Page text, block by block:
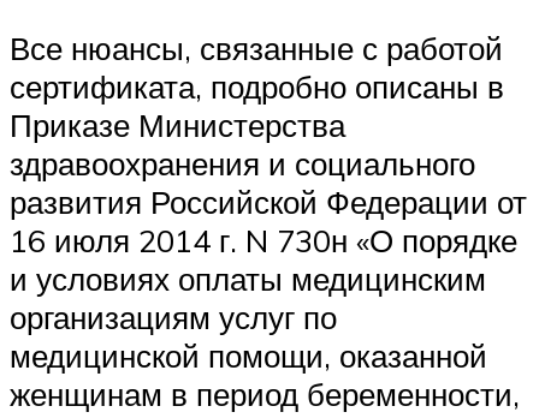
Все нюансы, связанные с работой
сертификата, подробно описаны в
Приказе Министерства
здравоохранения и социального
развития Российской Федерации от
16 июля 2014 г. N 730н «О порядке
и условиях оплаты медицинским
организациям услуг по
медицинской помощи, оказанной
женщинам в период беременности,